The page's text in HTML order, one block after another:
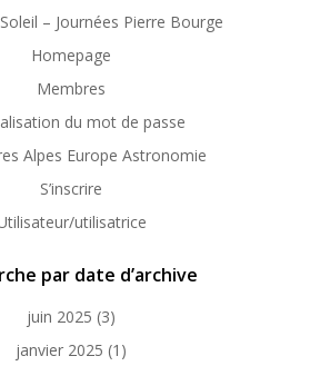
– Journées Pierre Bourge
Homepage
Membres
du mot de passe
Alpes Europe Astronomie
S’inscrire
utilisatrice
par date d’archive
juin 2025 (3)
janvier 2025 (1)